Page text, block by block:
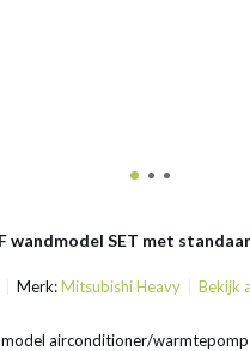
wandmodel SET met
Merk:Mitsubishi Heavy Bekijk
airconditioner/warmtepomp